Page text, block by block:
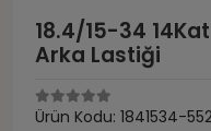
18.4/15-34
Arka Lastiği
Ürün Kodu: 1841534-